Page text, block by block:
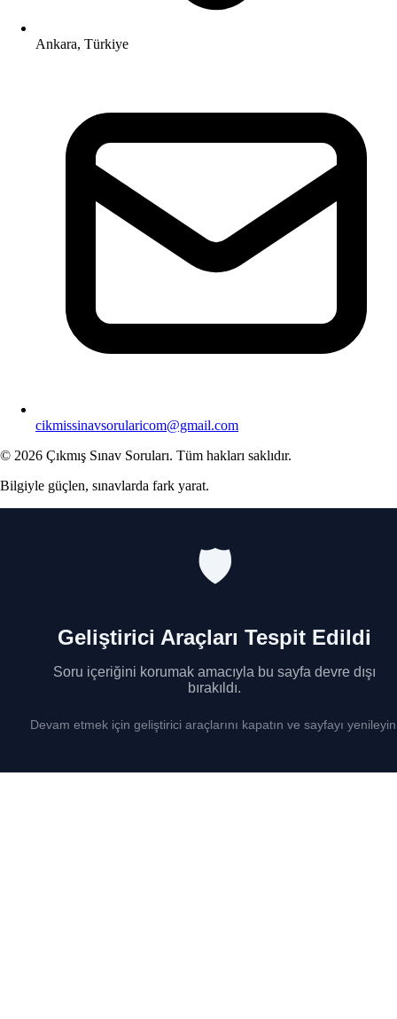
Ankara, Türkiye
cikmissinavsorularicom@gmail.com
© 2026 Çıkmış Sınav Soruları. Tüm hakları saklıdır.
Bilgiyle güçlen, sınavlarda fark yarat.
🛡️
Geliştirici Araçları Tespit Edildi
Soru içeriğini korumak amacıyla bu sayfa devre dışı
bırakıldı.
Devam etmek için geliştirici araçlarını kapatın ve sayfayı